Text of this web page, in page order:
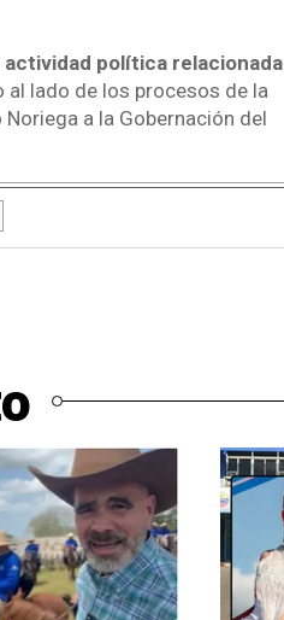
política relacionada
al lado de los procesos de la
a la Gobernación del